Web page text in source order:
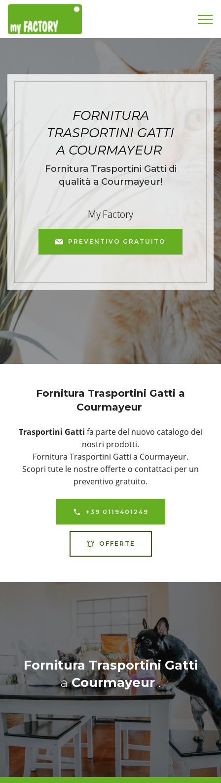
FORNITURA
TRASPORTINI GATTI
A COURMAYEUR
Fornitura Trasportini Gatti di
qualità a Courmayeur!
My Factory
PREVENTIVO GRATUITO
Fornitura Trasportini Gatti a
Courmayeur
Trasportini Gatti fa parte del nuovo catalogo dei
nostri prodotti.
Fornitura Trasportini Gatti a Courmayeur.
Scopri tute le nostre offerte o contattaci per un
preventivo gratuito.
+39 0119401249
OFFERTE
Fornitura Trasportini Gatti
aCourmayeur.